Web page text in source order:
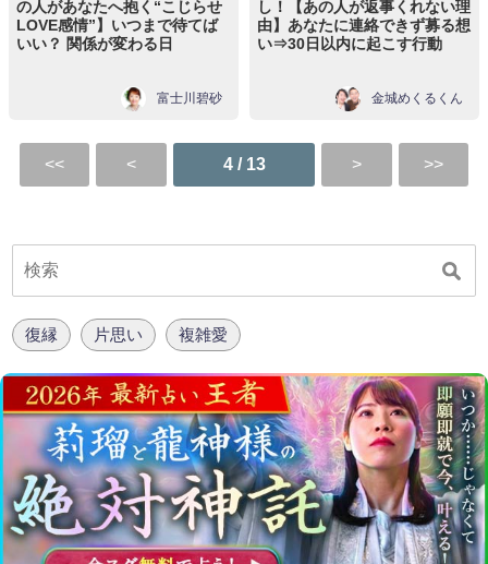
の人があなたへ抱く“こじらせ
LOVE感情”】いつまで待てば
いい？ 関係が変わる日
富士川碧砂
し！【あの人が返事くれない理
由】あなたに連絡できず募る想
い⇒30日以内に起こす行動
金城めくるくん
4 / 13
復縁 片思い 複雑愛